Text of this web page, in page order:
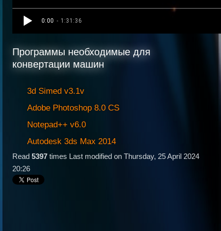
0:00 - 1:31:36
Программы необходимые для
конвертации машин
3d Simed v3.1v
Adobe Photoshop 8.0 CS
Notepad++ v6.0
Autodesk 3ds Max 2014
Read 5397 times Last modified on Thursday, 25 April 2024
20:26